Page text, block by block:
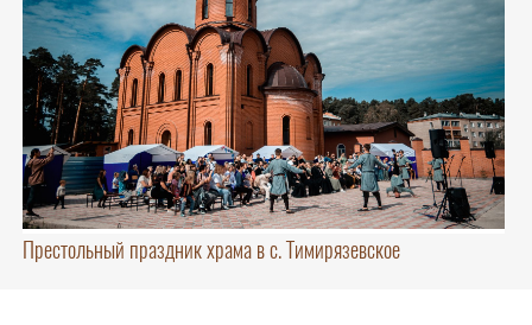
Престольный праздник храма в с. Тимирязевское